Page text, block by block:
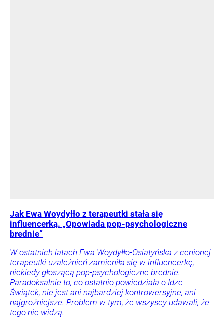
Jak Ewa Woydyłło z terapeutki stała się
influencerką. „Opowiada pop-psychologiczne
brednie”
W ostatnich latach Ewa Woydyłło-Osiatyńska z cenionej
terapeutki uzależnień zamieniła się w influencerkę,
niekiedy głoszącą pop-psychologiczne brednie.
Paradoksalnie to, co ostatnio powiedziała o Idze
Świątek, nie jest ani najbardziej kontrowersyjne, ani
najgroźniejsze. Problem w tym, że wszyscy udawali, że
tego nie widzą.